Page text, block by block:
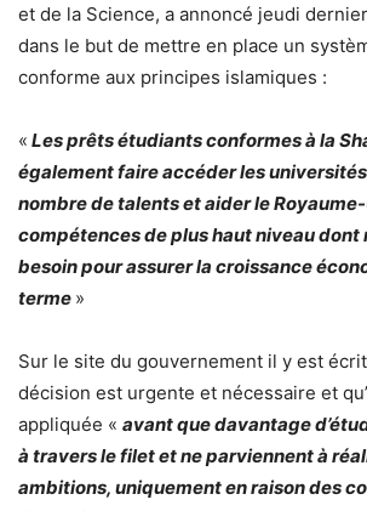
et de la Science, a annoncé jeudi
dans le but de mettre en place un
conforme aux principes islamiques :
« Les prêts étudiants conformes à la
également faire accéder les
nombre de talents et aider le
compétences de plus haut niveau dont
besoin pour assurer la croissance
terme »
Sur le site du gouvernement il y est
décision est urgente et nécessaire et
appliquée « avant que davantage
à travers le filet et ne parviennent à
ambitions, uniquement en raison des